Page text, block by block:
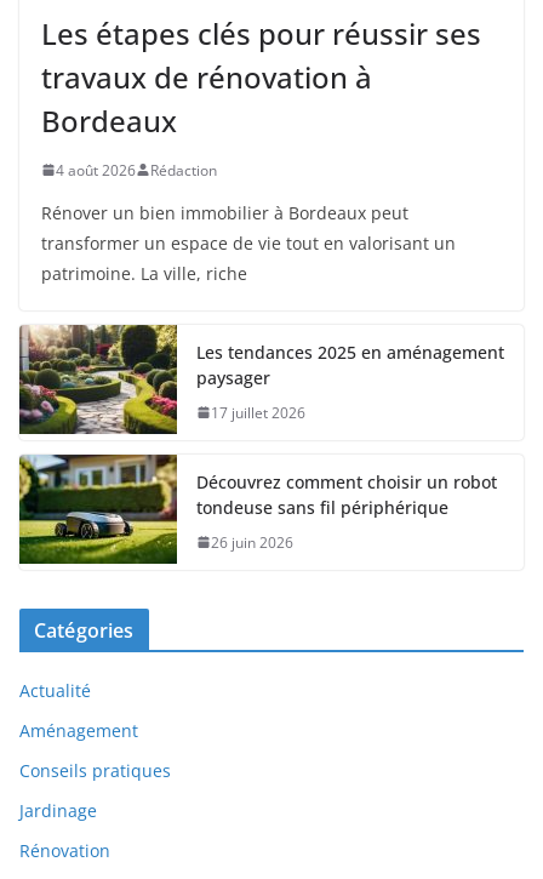
Les étapes clés pour réussir ses
travaux de rénovation à
Bordeaux
4 août 2026 Rédaction
Rénover un bien immobilier à Bordeaux peut
transformer un espace de vie tout en valorisant un
patrimoine. La ville, riche
Les tendances 2025 en aménagement
paysager
17 juillet 2026
Découvrez comment choisir un robot
tondeuse sans fil périphérique
26 juin 2026
Catégories
Actualité
Aménagement
Conseils pratiques
Jardinage
Rénovation